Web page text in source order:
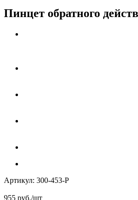
Пинцет обратного
Артикул: 300-453-P
955 руб./шт